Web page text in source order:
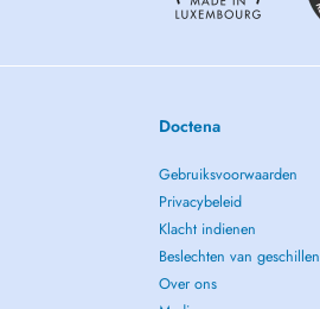
Doctena
Gebruiksvoorwaarden
Privacybeleid
Klacht indienen
Beslechten van geschillen
Over ons